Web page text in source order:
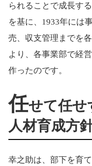
られることで成長す
を基に、1933年には
売、収支管理までを
より、各事業部で経
作ったのです。
任せて任せ
人材育成方
幸之助は、部下を育